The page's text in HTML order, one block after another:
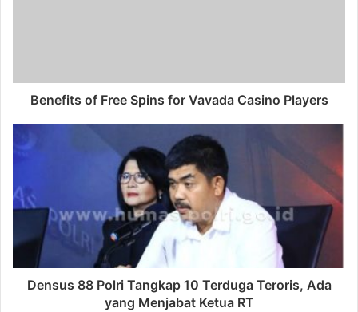
Benefits of Free Spins for Vavada Casino Players
Densus 88 Polri Tangkap 10 Terduga Teroris, Ada
yang Menjabat Ketua RT